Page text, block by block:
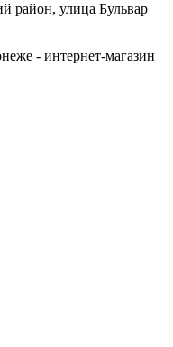
район, улица Бульвар
- интернет-магазин